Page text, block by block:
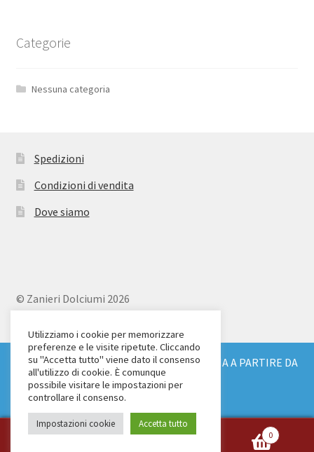
SPEDIZIONE GRATUITA IN TUTTA ITALIA A PARTIRE DA
€ 150
Ignora
Categorie
Nessuna categoria
Spedizioni
Condizioni di vendita
Dove siamo
© Zanieri Dolciumi 2026
Via Alfieri 18
Scandicci (FI)
Tel. 055 2571707
C.F. e P.IVA: 04904430487
0
Utilizziamo i cookie per memorizzare
preferenze e le visite ripetute. Cliccando
su "Accetta tutto" viene dato il consenso
all'utilizzo di cookie. È comunque
possibile visitare le impostazioni per
controllare il consenso.
Impostazioni cookie Accetta tutto